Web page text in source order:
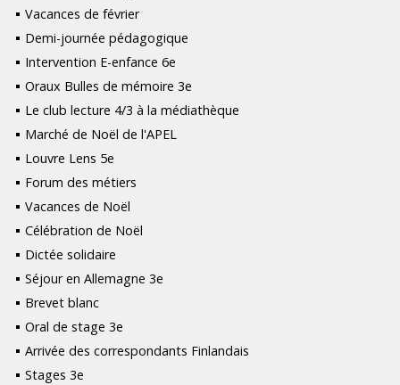
Vacances de février
Demi-journée pédagogique
Intervention E-enfance 6e
Oraux Bulles de mémoire 3e
Le club lecture 4/3 à la médiathèque
Marché de Noël de l'APEL
Louvre Lens 5e
Forum des métiers
Vacances de Noël
Célébration de Noël
Dictée solidaire
Séjour en Allemagne 3e
Brevet blanc
Oral de stage 3e
Arrivée des correspondants Finlandais
Stages 3e